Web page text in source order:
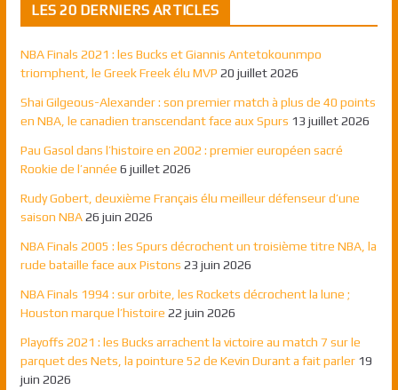
LES 20 DERNIERS ARTICLES
NBA Finals 2021 : les Bucks et Giannis Antetokounmpo
triomphent, le Greek Freek élu MVP 20 juillet 2026
Shai Gilgeous-Alexander : son premier match à plus de 40 points
en NBA, le canadien transcendant face aux Spurs 13 juillet 2026
Pau Gasol dans l’histoire en 2002 : premier européen sacré
Rookie de l’année 6 juillet 2026
Rudy Gobert, deuxième Français élu meilleur défenseur d’une
saison NBA 26 juin 2026
NBA Finals 2005 : les Spurs décrochent un troisième titre NBA, la
rude bataille face aux Pistons 23 juin 2026
NBA Finals 1994 : sur orbite, les Rockets décrochent la lune ;
Houston marque l’histoire 22 juin 2026
Playoffs 2021 : les Bucks arrachent la victoire au match 7 sur le
parquet des Nets, la pointure 52 de Kevin Durant a fait parler 19
juin 2026